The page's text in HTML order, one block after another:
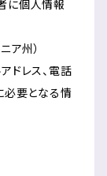
に個人情報
ア州）
ドレス、電話
必要となる情